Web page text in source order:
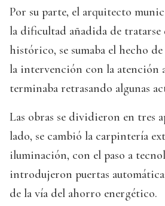
Por su parte, el arquitecto
la dificultad añadida de
histórico, se sumaba el hecho
la intervención con la atención
terminaba retrasando algunas
Las obras se dividieron en tres
lado, se cambió la carpintería
iluminación, con el paso a
introdujeron puertas
de la vía del ahorro energético.